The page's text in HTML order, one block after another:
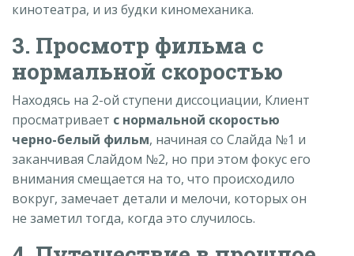
кинотеатра, и из будки киномеханика.
3. Просмотр фильма с
нормальной скоростью
Находясь на 2-ой ступени диссоциации, Клиент
просматривает с нормальной скоростью
черно-белый фильм, начиная со Слайда №1 и
заканчивая Слайдом №2, но при этом фокус его
внимания смещается на то, что происходило
вокруг, замечает детали и мелочи, которых он
не заметил тогда, когда это случилось.